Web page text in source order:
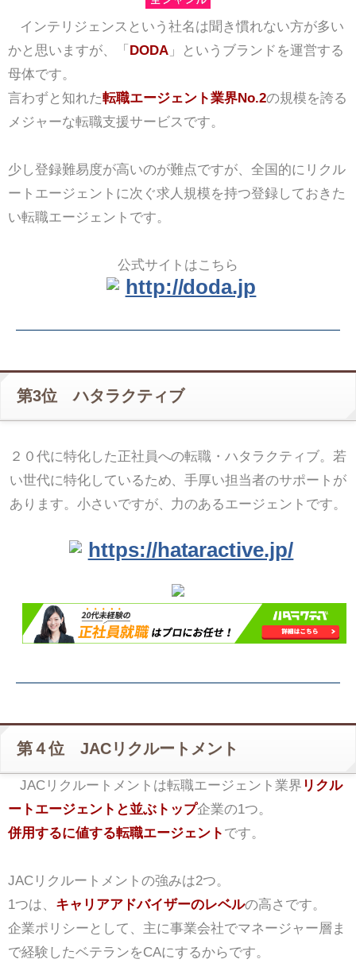
インテリジェンスという社名は聞き慣れない方が多い
かと思いますが、「 DODA」というブランドを運営する
母体です。
言わずと知れた転職エージェント業界No.2の規模を誇る
メジャーな転職支援サービスです。
少し登録難易度が高いのが難点ですが、全国的にリクル
ートエージェントに次ぐ求人規模を持つ登録しておきた
い転職エージェントです。
公式サイトはこちら
http://doda.jp
第3位 ハタラクティブ
２０代に特化した正社員への転職・ハタラクティブ。若
い世代に特化しているため、手厚い担当者のサポートが
あります。小さいですが、力のあるエージェントです。
https://hataractive.jp/
第４位 JACリクルートメント
JACリクルートメントは転職エージェント業界 リクル
ートエージェントと並ぶトップ企業の1つ。
併用するに値する転職エージェント です。
JACリクルートメントの強みは2つ。
1つは、 キャリアアドバイザーのレベルの高さです。
企業ポリシーとして、主に事業会社でマネージャー層ま
で経験したベテランをCAにするからです。